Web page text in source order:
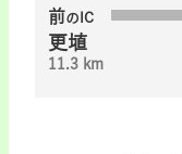
前のIC
更埴
11.3 km